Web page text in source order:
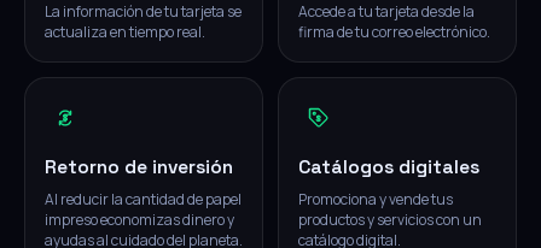
La información de tu tarjeta se
actualiza en tiempo real.
Accede a tu tarjeta desde la
firma de tu correo electrónico.
Retorno de inversión
Al reducir la cantidad de papel
impreso economizas dinero y
ayudas al cuidado del planeta.
Catálogos digitales
Promociona y vende tus
productos y servicios con un
catálogo digital.